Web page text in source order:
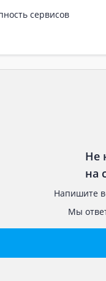
сервисов
Не
на
Напишите
Мы